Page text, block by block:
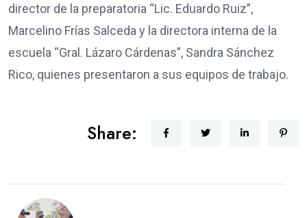
director de la preparatoria “Lic. Eduardo Ruiz”,
Marcelino Frías Salceda y la directora interna de la
escuela “Gral. Lázaro Cárdenas”, Sandra Sánchez
Rico, quienes presentaron a sus equipos de trabajo.
Share: